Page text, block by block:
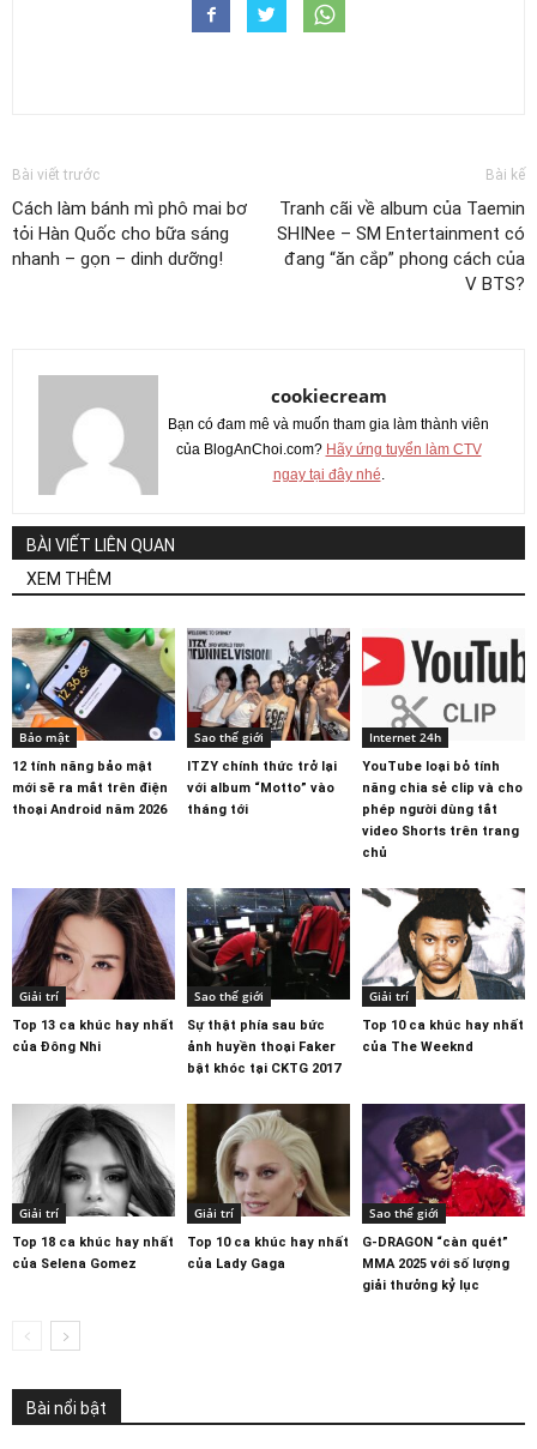
Bài viết trước
Cách làm bánh mì phô mai bơ
tỏi Hàn Quốc cho bữa sáng
nhanh – gọn – dinh dưỡng!
Bài kế
Tranh cãi về album của Taemin
SHINee – SM Entertainment có
đang “ăn cắp” phong cách của
V BTS?
cookiecream
Bạn có đam mê và muốn tham gia làm thành viên
của BlogAnChoi.com? Hãy ứng tuyển làm CTV
ngay tại đây nhé.
BÀI VIẾT LIÊN QUAN
XEM THÊM
Bảo mật
12 tính năng bảo mật
mới sẽ ra mắt trên điện
thoại Android năm 2026
Sao thế giới
ITZY chính thức trở lại
với album “Motto” vào
tháng tới
Internet 24h
YouTube loại bỏ tính
năng chia sẻ clip và cho
phép người dùng tắt
video Shorts trên trang
chủ
Giải trí
Top 13 ca khúc hay nhất
của Đông Nhi
Sao thế giới
Sự thật phía sau bức
ảnh huyền thoại Faker
bật khóc tại CKTG 2017
Giải trí
Top 10 ca khúc hay nhất
của The Weeknd
Giải trí
Top 18 ca khúc hay nhất
của Selena Gomez
Giải trí
Top 10 ca khúc hay nhất
của Lady Gaga
Sao thế giới
G-DRAGON “càn quét”
MMA 2025 với số lượng
giải thưởng kỷ lục
Bài nổi bật